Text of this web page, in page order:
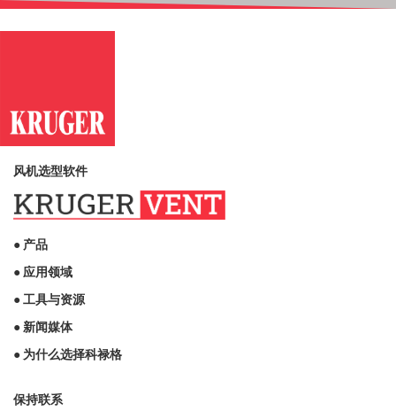
风机选型软件
● 产品
● 应用领域
● 工具与资源
● 新闻媒体
● 为什么选择科禄格
保持联系